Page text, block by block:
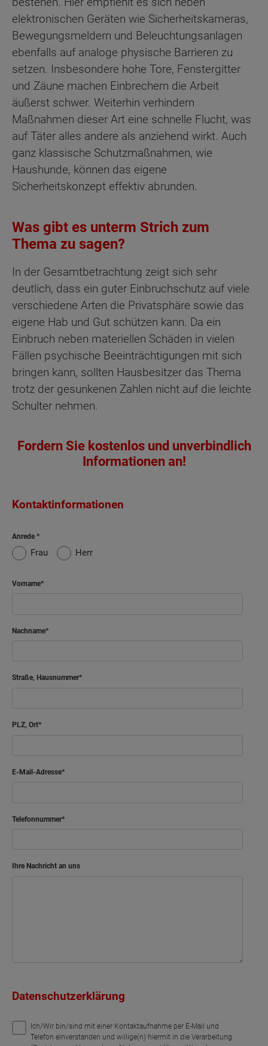
elektronischen Geräten wie Sicherheitskameras,
Bewegungsmeldern und Beleuchtungsanlagen
ebenfalls auf analoge physische Barrieren zu
setzen. Insbesondere hohe Tore, Fenstergitter
und Zäune machen Einbrechern die Arbeit
äußerst schwer. Weiterhin verhindern
Maßnahmen dieser Art eine schnelle Flucht, was
auf Täter alles andere als anziehend wirkt. Auch
ganz klassische Schutzmaßnahmen, wie
Haushunde, können das eigene
Sicherheitskonzept effektiv abrunden.
Was gibt es unterm Strich zum
Thema zu sagen?
In der Gesamtbetrachtung zeigt sich sehr
deutlich, dass ein guter Einbruchschutz auf viele
verschiedene Arten die Privatsphäre sowie das
eigene Hab und Gut schützen kann. Da ein
Einbruch neben materiellen Schäden in vielen
Fällen psychische Beeinträchtigungen mit sich
bringen kann, sollten Hausbesitzer das Thema
trotz der gesunkenen Zahlen nicht auf die leichte
Schulter nehmen.
Fordern Sie kostenlos und unverbindlich
Informationen an!
Kontaktinformationen
Anrede
Frau Herr
Vorname
Nachname
Straße, Hausnummer
PLZ, Ort
E-Mail-Adresse
Telefonnummer
Ihre Nachricht an uns
Datenschutzerklärung
Ich/Wir bin/sind mit einer Kontaktaufnahme per E-Mail und
Telefon einverstanden und willige(n) hiermit in die Verarbeitung